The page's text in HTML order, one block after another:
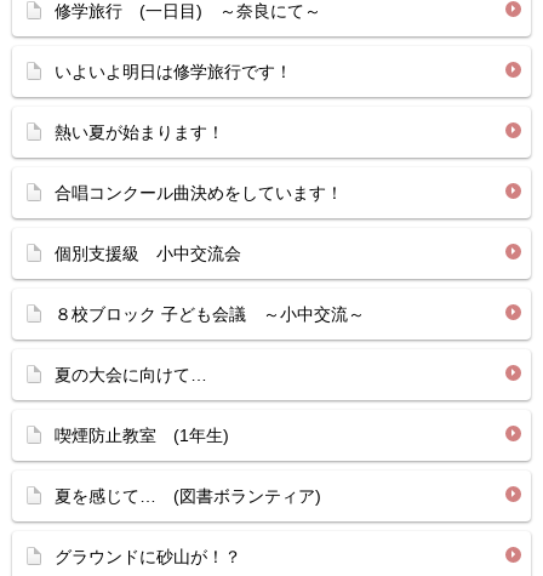
修学旅行 (一日目) ～奈良にて～
いよいよ明日は修学旅行です！
熱い夏が始まります！
合唱コンクール曲決めをしています！
個別支援級 小中交流会
８校ブロック 子ども会議 ～小中交流～
夏の大会に向けて…
喫煙防止教室 (1年生)
夏を感じて… (図書ボランティア)
グラウンドに砂山が！？